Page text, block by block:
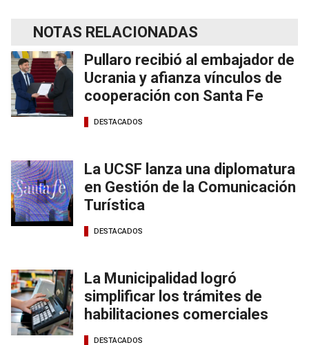
NOTAS RELACIONADAS
Pullaro recibió al embajador de
Ucrania y afianza vínculos de
cooperación con Santa Fe
DESTACADOS
La UCSF lanza una diplomatura
en Gestión de la Comunicación
Turística
DESTACADOS
La Municipalidad logró
simplificar los trámites de
habilitaciones comerciales
DESTACADOS